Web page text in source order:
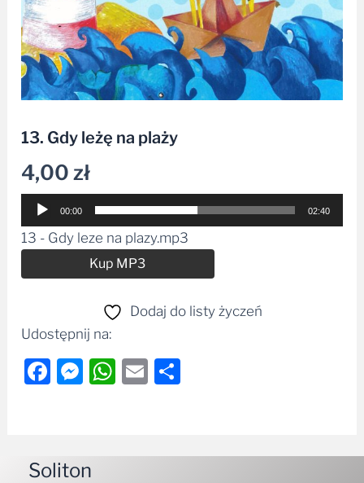
13. Gdy leżę na plaży
4,00zł
Odtwarzacz
plików
dźwiękowych
00:00 02:40
13 - Gdy leze na plazy.mp3
Kup MP3
Dodaj do listy życzeń
Udostępnij na:
Facebook
Messenger
WhatsApp
Email
Soliton